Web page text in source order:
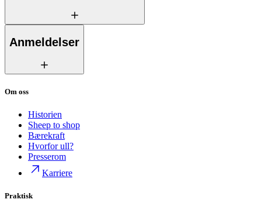
Anmeldelser
Om oss
Historien
Sheep to shop
Bærekraft
Hvorfor ull?
Presserom
Karriere
Praktisk